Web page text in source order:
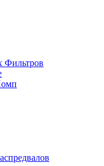
Фильтров